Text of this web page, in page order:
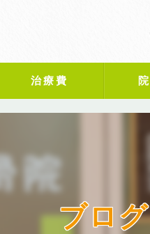
治療費
ブログ